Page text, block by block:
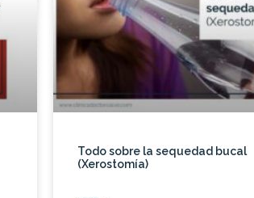
Todo sobre la sequedad bucal
(Xerostomía)